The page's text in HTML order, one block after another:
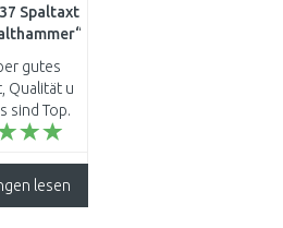
Spaltaxt
1001704
gutes
Qualität u
sind Top.
besser...
lesen